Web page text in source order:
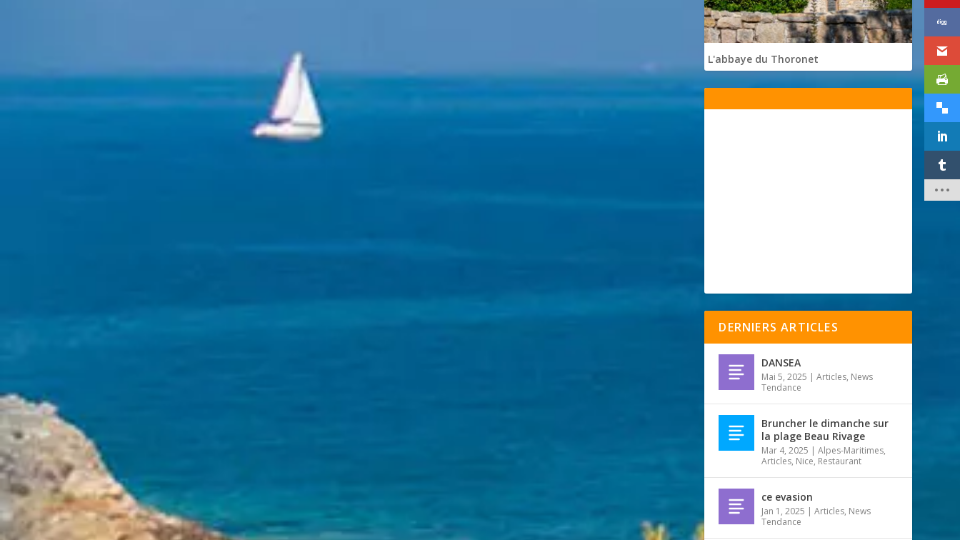
L'abbaye du Thoronet
DERNIERS ARTICLES
DANSEA
Mai 5, 2025 |Articles, News
Tendance
Bruncher le dimanche sur
la plage Beau Rivage
Mar 4, 2025 |Alpes-Maritimes,
Articles, Nice, Restaurant
ce evasion
Jan 1, 2025 |Articles, News
Tendance